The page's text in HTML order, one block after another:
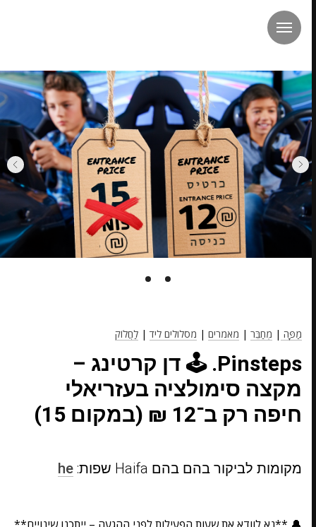
מַפָּה| מְחַבֵּר| מאמרים| מסלולים ליד| לַחֲלוֹק
Pinsteps. 🕹️ דן קרטינג –
מקצה סימולציה בעזריאלי
חיפה רק ב־12 ₪ (במקום 15)
מקומות לביקור בהם בהם Haifa שפות: he